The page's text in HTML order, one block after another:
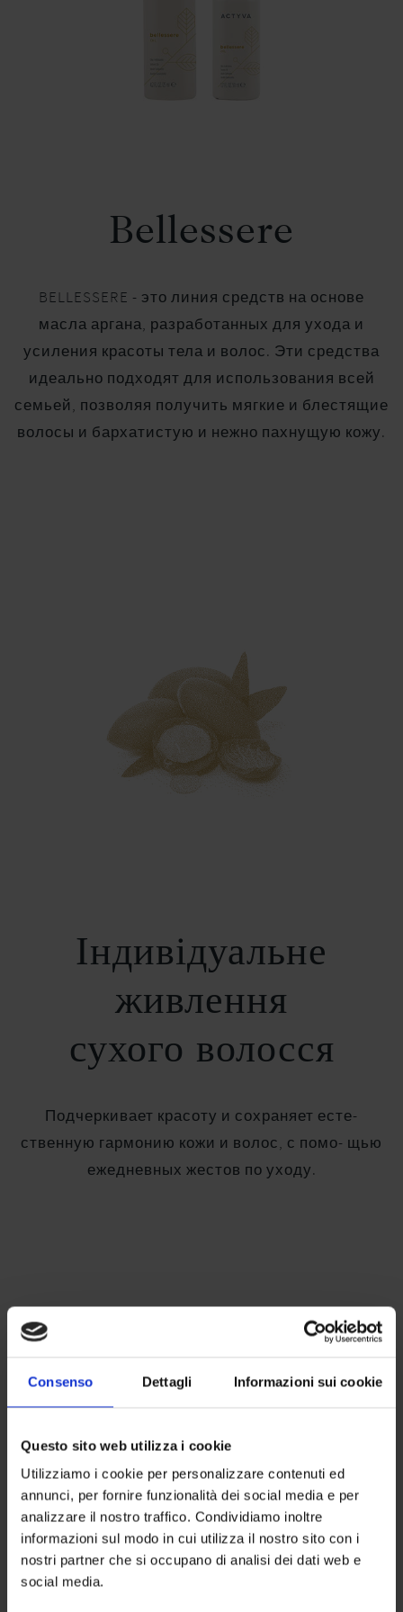
Consenso Dettagli Informazioni sui cookie
Questo sito web utilizza i cookie
Utilizziamo i cookie per personalizzare contenuti ed
annunci, per fornire funzionalità dei social media e per
analizzare il nostro traffico. Condividiamo inoltre
informazioni sul modo in cui utilizza il nostro sito con i
nostri partner che si occupano di analisi dei dati web e
social media.
Bellessere
BELLESSERE - это линия средств на основе
масла аргана, разработанных для ухода и
усиления красоты тела и волос. Эти средства
идеально подходят для использования всей
семьей, позволяя получить мягкие и блестящие
волосы и бархатистую и нежно пахнущую кожу.
Індивідуальне
живлення
сухого волосся
Подчеркивает красоту и сохраняет есте-
ственную гармонию кожи и волос, с помо- щью
ежедневных жестов по уходу.